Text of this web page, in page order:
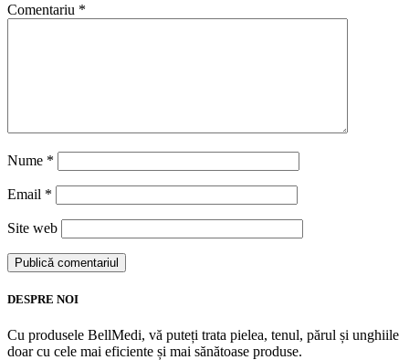
Comentariu *
Nume *
Email *
Site web
DESPRE NOI
Cu produsele BellMedi, vă puteți trata pielea, tenul, părul și unghiile
doar cu cele mai eficiente și mai sănătoase produse.